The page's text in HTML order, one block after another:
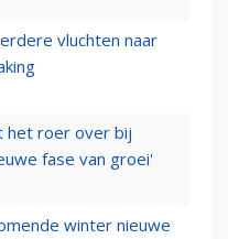
vluchten naar
het roer over bij
fase van groei'
winter nieuwe